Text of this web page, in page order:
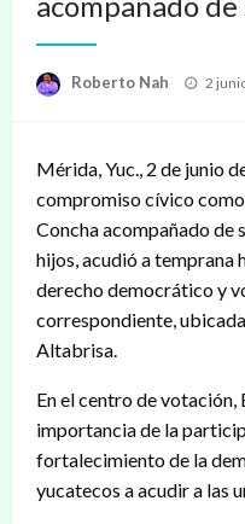
Roberto Nah 2
Mérida, Yuc., 2 de junio
compromiso cívico
Concha acompañado de
hijos, acudió a temprana
derecho democrático y
correspondiente,
Altabrisa.
En el centro de
importancia de la
fortalecimiento de la
yucatecos a acudir a las